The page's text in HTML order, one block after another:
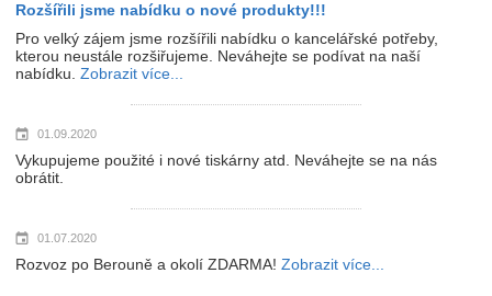
Rozšířili jsme nabídku o nové produkty!!!
Pro velký zájem jsme rozšířili nabídku o kancelářské potřeby,
kterou neustále rozšiřujeme. Neváhejte se podívat na naší
nabídku. Zobrazit více...
01.09.2020
Vykupujeme použité i nové tiskárny atd. Neváhejte se na nás
obrátit.
01.07.2020
Rozvoz po Berouně a okolí ZDARMA! Zobrazit více...